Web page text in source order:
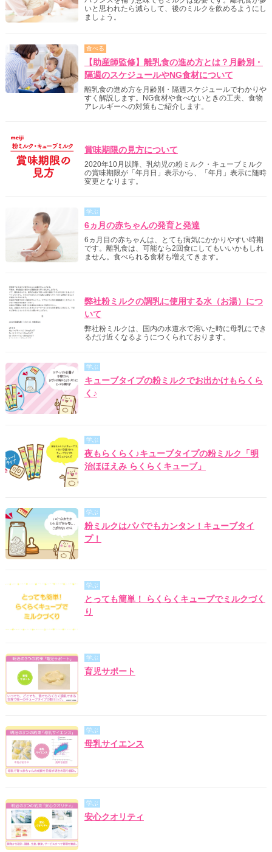
いと思われたら減らして、後のミルクを飲めるようにし
ましょう。
食べる
【助産師監修】離乳食の進め方とは？月齢別・
隔週のスケジュールやNG食材について
離乳食の進め方を月齢別・隔週スケジュールでわかりや
すく解説します。NG食材や食べないときの工夫、食物
アレルギーへの対策もご紹介します。
賞味期限の見方について
2020年10月以降、乳幼児の粉ミルク・キューブミルク
の賞味期限が「年月日」表示から、「年月」表示に随時
変更となります。
学ぶ
6ヵ月の赤ちゃんの発育と発達
6ヵ月目の赤ちゃんは、とても病気にかかりやすい時期
です。離乳食は、可能なら2回食にしてもいいかもしれ
ません。食べられる食材も増えてきます。
弊社粉ミルクの調乳に使用する水（お湯）につ
いて
弊社粉ミルクは、国内の水道水で溶いた時に母乳にでき
るだけ近くなるようにつくられております。
学ぶ
キューブタイプの粉ミルクでお出かけもらくら
く♪
学ぶ
夜もらくらく♪キューブタイプの粉ミルク「明
治ほほえみ らくらくキューブ」
学ぶ
粉ミルクはパパでもカンタン！キューブタイ
プ！
学ぶ
とっても簡単！ らくらくキューブでミルクづく
り
学ぶ
育児サポート
学ぶ
母乳サイエンス
学ぶ
安心クオリティ